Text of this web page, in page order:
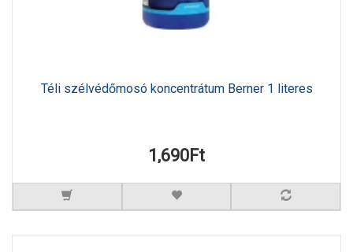
Téli szélvédőmosó koncentrátum Berner 1 literes
1,690Ft